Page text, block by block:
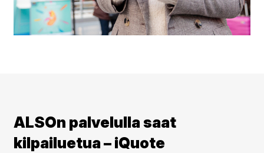
ALSOn palvelulla saat
kilpailuetua – iQuote